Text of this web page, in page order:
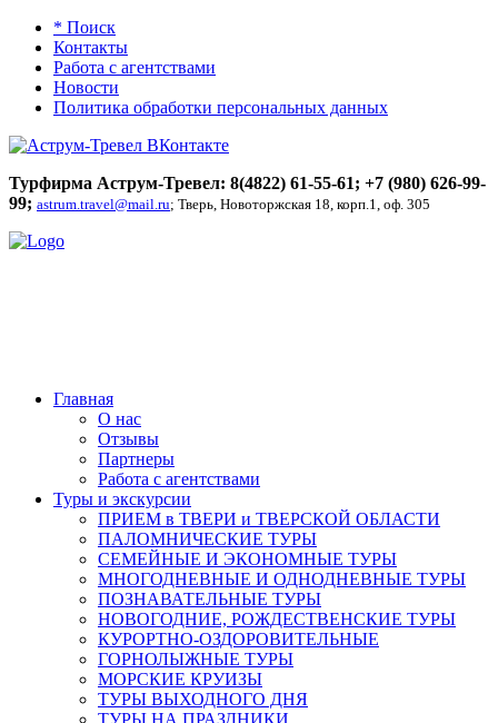
* Поиск
Контакты
Работа с агентствами
Новости
Политика обработки персональных данных
Турфирма Аструм-Тревел: 8(4822) 61-55-61; +7 (980) 626-99-
99; astrum.travel@mail.ru; Тверь, Новоторжская 18, корп.1, оф. 305
Главная
О нас
Отзывы
Партнеры
Работа с агентствами
Туры и экскурсии
ПРИЕМ в ТВЕРИ и ТВЕРСКОЙ ОБЛАСТИ
ПАЛОМНИЧЕСКИЕ ТУРЫ
СЕМЕЙНЫЕ И ЭКОНОМНЫЕ ТУРЫ
МНОГОДНЕВНЫЕ И ОДНОДНЕВНЫЕ ТУРЫ
ПОЗНАВАТЕЛЬНЫЕ ТУРЫ
НОВОГОДНИЕ, РОЖДЕСТВЕНСКИЕ ТУРЫ
КУРОРТНО-ОЗДОРОВИТЕЛЬНЫЕ
ГОРНОЛЫЖНЫЕ ТУРЫ
МОРСКИЕ КРУИЗЫ
ТУРЫ ВЫХОДНОГО ДНЯ
ТУРЫ НА ПРАЗДНИКИ